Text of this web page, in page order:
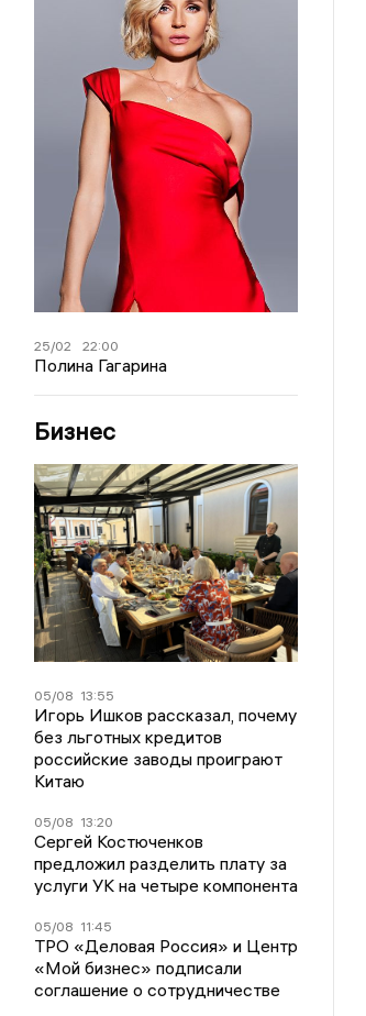
25/02 22:00
Полина Гагарина
Бизнес
05/08 13:55
Игорь Ишков рассказал, почему
без льготных кредитов
российские заводы проиграют
Китаю
05/08 13:20
Сергей Костюченков
предложил разделить плату за
услуги УК на четыре компонента
05/08 11:45
ТРО «Деловая Россия» и Центр
«Мой бизнес» подписали
соглашение о сотрудничестве